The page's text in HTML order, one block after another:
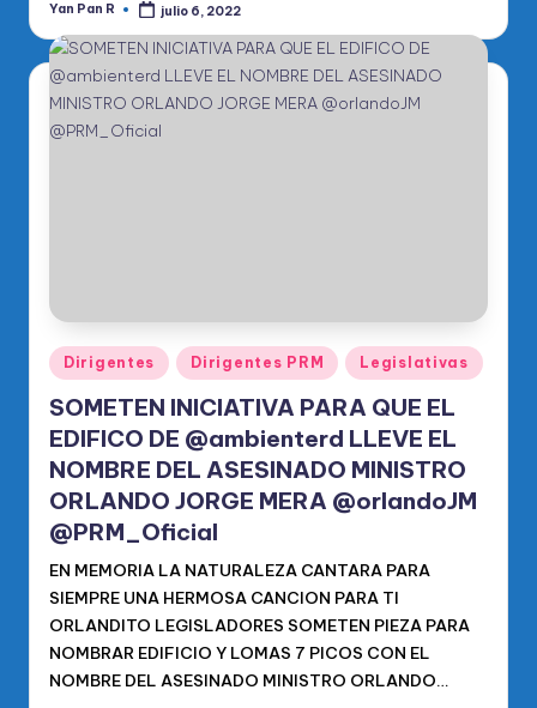
Publicado
Yan Pan R julio 6, 2022
Publicado
en
Dirigentes Dirigentes PRM Legislativas
SOMETEN INICIATIVA PARA QUE EL
EDIFICO DE @ambienterd LLEVE EL
NOMBRE DEL ASESINADO MINISTRO
ORLANDO JORGE MERA @orlandoJM
@PRM_Oficial
EN MEMORIA LA NATURALEZA CANTARA PARA
SIEMPRE UNA HERMOSA CANCION PARA TI
ORLANDITO LEGISLADORES SOMETEN PIEZA PARA
NOMBRAR EDIFICIO Y LOMAS 7 PICOS CON EL
NOMBRE DEL ASESINADO MINISTRO ORLANDO…